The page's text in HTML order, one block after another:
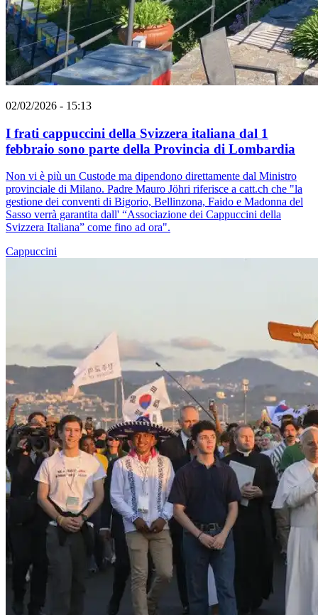
02/02/2026 - 15:13
I frati cappuccini della Svizzera italiana dal 1
febbraio sono parte della Provincia di Lombardia
Non vi è più un Custode ma dipendono direttamente dal Ministro
provinciale di Milano. Padre Mauro Jöhri riferisce a catt.ch che "la
gestione dei conventi di Bigorio, Bellinzona, Faido e Madonna del
Sasso verrà garantita dall' “Associazione dei Cappuccini della
Svizzera Italiana” come fino ad ora".
Cappuccini